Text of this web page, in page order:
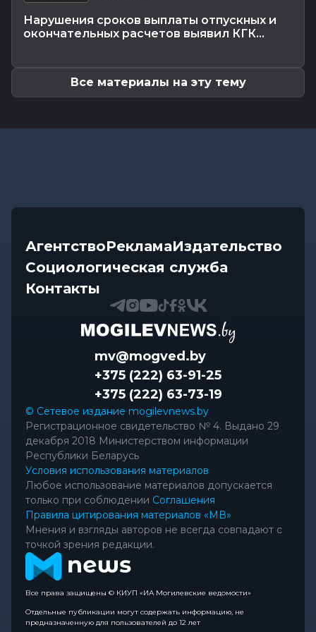
Общество 06.08.2026 13:32
Нарушения сроков выплаты отпускных и
окончательных расчетов выявил КГК...
Все материалы на эту тему
АгентствоРекламаИздательство
Социологическая служба
Контакты
mv@mogved.by
+375 (222) 63-91-25
+375 (222) 63-73-19
© Сетевое издание mogilevnews.by
Регистрационное свидетельство № 4. Выдано 29
декабря 2018 Министерством информации
Республики Беларусь
Условия использования материалов
Любое использование материалов допускается
только при соблюдении Соглашения
Правила цитирования материалов «МВ»
Мнения и взгляды авторов не всегда совпадают с
точкой зрения редакции.
Все права защищены © КИУП «ИА Могилевские ведомости»
Отдельные публикации могут содержать информацию, не
предназначенную для пользователей до 12 лет